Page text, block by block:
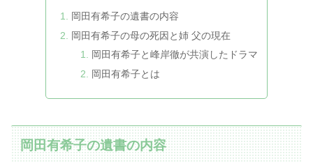
岡田有希子の遺書の内容
岡田有希子の母の死因と姉 父の現在
岡田有希子と峰岸徹が共演したドラマ
岡田有希子とは
岡田有希子の遺書の内容